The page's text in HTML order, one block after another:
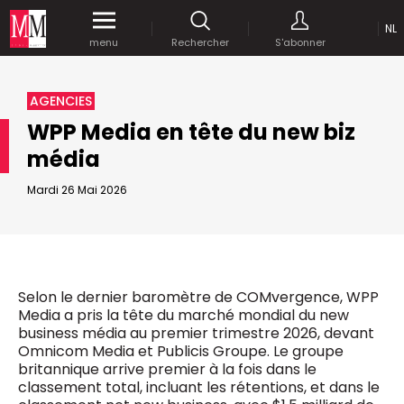
menu Rechercher S'abonner
NL
AGENCIES
WPP Media en tête du new biz
média
Mardi 26 Mai 2026
Selon le dernier baromètre de COMvergence, WPP
Media a pris la tête du marché mondial du new
business média au premier trimestre 2026, devant
Omnicom Media et Publicis Groupe. Le groupe
britannique arrive premier à la fois dans le
classement total, incluant les rétentions, et dans le
ENVOYER VOTRE MOT DE PASSE
MEDIA MARKETING
Mix Brussels - Boulevard du Souverain 25 boite 5
1170 Bruxelles - Belgique
E-mail :info@mm.be
Managing Director
Jean-Vianney Philippe
0471 92 01 98
jeanvianney@mm.be
General Manager
recherche sur les termes exacts (dans le même
ordre et à la suite).
Utilisez lesigne +pour effectuer une recherche
sur les textes comprenants l'ensemble des
termes (même dans un ordre différent ou séparé
dans le texte).
Accédezgratuitementà tout notre
Abonnement d’entreprise